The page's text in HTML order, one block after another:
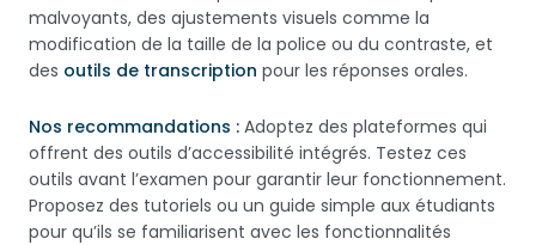
malvoyants, des ajustements visuels comme la
modification de la taille de la police ou du contraste, et
des outils de transcription pour les réponses orales.
Nos recommandations : Adoptez des plateformes qui
offrent des outils d’accessibilité intégrés. Testez ces
outils avant l’examen pour garantir leur fonctionnement.
Proposez des tutoriels ou un guide simple aux étudiants
pour qu’ils se familiarisent avec les fonctionnalités